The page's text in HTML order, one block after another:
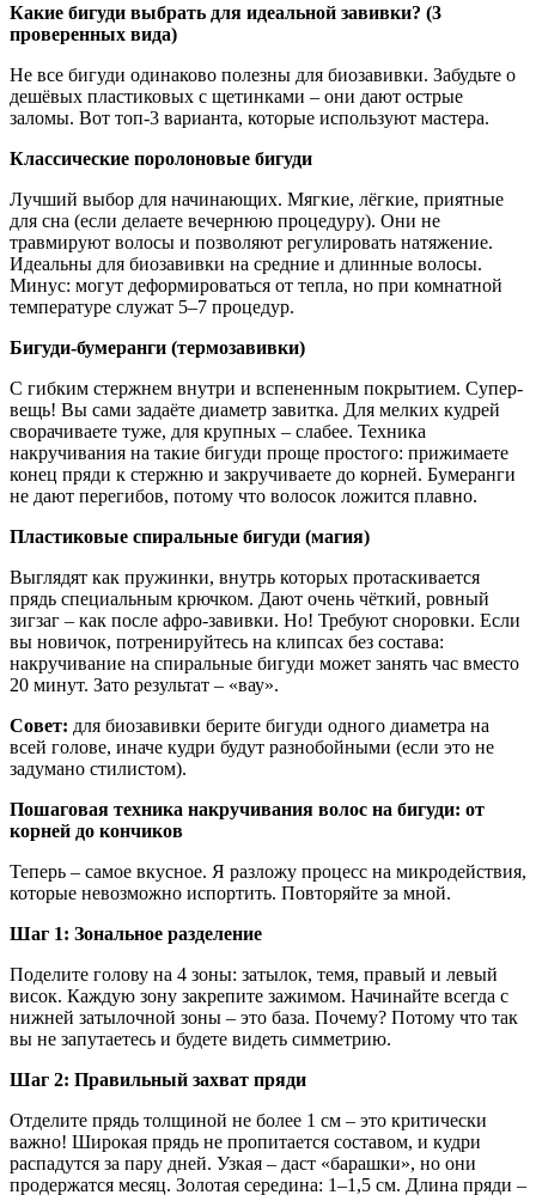
Какие бигуди выбрать для идеальной завивки? (3
проверенных вида)
Не все бигуди одинаково полезны для биозавивки. Забудьте о
дешёвых пластиковых с щетинками – они дают острые
заломы. Вот топ-3 варианта, которые используют мастера.
Классические поролоновые бигуди
Лучший выбор для начинающих. Мягкие, лёгкие, приятные
для сна (если делаете вечернюю процедуру). Они не
травмируют волосы и позволяют регулировать натяжение.
Идеальны для биозавивки на средние и длинные волосы.
Минус: могут деформироваться от тепла, но при комнатной
температуре служат 5–7 процедур.
Бигуди-бумеранги (термозавивки)
С гибким стержнем внутри и вспененным покрытием. Супер-
вещь! Вы сами задаёте диаметр завитка. Для мелких кудрей
сворачиваете туже, для крупных – слабее. Техника
накручивания на такие бигуди проще простого: прижимаете
конец пряди к стержню и закручиваете до корней. Бумеранги
не дают перегибов, потому что волосок ложится плавно.
Пластиковые спиральные бигуди (магия)
Выглядят как пружинки, внутрь которых протаскивается
прядь специальным крючком. Дают очень чёткий, ровный
зигзаг – как после афро-завивки. Но! Требуют сноровки. Если
вы новичок, потренируйтесь на клипсах без состава:
накручивание на спиральные бигуди может занять час вместо
20 минут. Зато результат – «вау».
Совет: для биозавивки берите бигуди одного диаметра на
всей голове, иначе кудри будут разнобойными (если это не
задумано стилистом).
Пошаговая техника накручивания волос на бигуди: от
корней до кончиков
Теперь – самое вкусное. Я разложу процесс на микродействия,
которые невозможно испортить. Повторяйте за мной.
Шаг 1: Зональное разделение
Поделите голову на 4 зоны: затылок, темя, правый и левый
висок. Каждую зону закрепите зажимом. Начинайте всегда с
нижней затылочной зоны – это база. Почему? Потому что так
вы не запутаетесь и будете видеть симметрию.
Шаг 2: Правильный захват пряди
Отделите прядь толщиной не более 1 см – это критически
важно! Широкая прядь не пропитается составом, и кудри
распадутся за пару дней. Узкая – даст «барашки», но они
продержатся месяц. Золотая середина: 1–1,5 см. Длина пряди –